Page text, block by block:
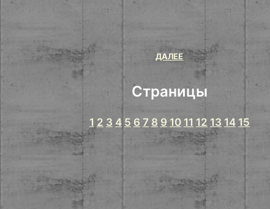
ДАЛЕЕ
Страницы
1 2 3 4 5 6 7 8 9 10 11 12 13 14 15